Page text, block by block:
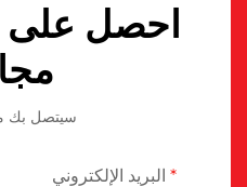
احصل
سيتصل بك
البريد الإلكتروني